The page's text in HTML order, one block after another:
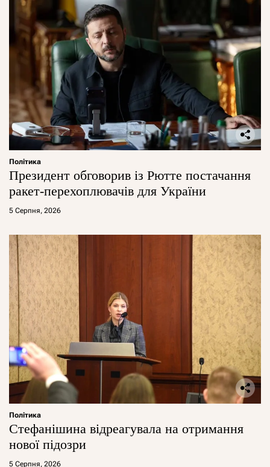
Політика
Президент обговорив із Рютте постачання
ракет-перехоплювачів для України
5 Серпня, 2026
Політика
Стефанішина відреагувала на отримання
нової підозри
5 Серпня, 2026